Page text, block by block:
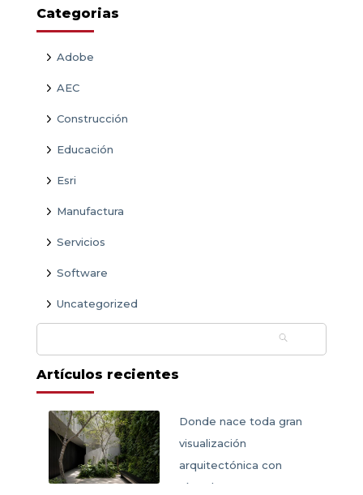
Categorias
Adobe
AEC
Construcción
Educación
Esri
Manufactura
Servicios
Software
Uncategorized
Artículos recientes
Donde nace toda gran
visualización
arquitectónica con
SketchUp